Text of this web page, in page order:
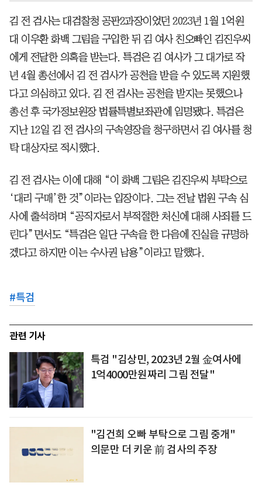
김 전 검사는 대검찰청 공판2과장이었던 2023년 1월 1억원
대 이우환 화백 그림을 구입한 뒤 김 여사 친오빠인 김진우씨
에게 전달한 의혹을 받는다. 특검은 김 여사가 그 대가로 작
년 4월 총선에서 김 전 검사가 공천을 받을 수 있도록 지원했
다고 의심하고 있다. 김 전 검사는 공천을 받지는 못했으나
총선 후 국가정보원장 법률특별보좌관에 임명됐다. 특검은
지난 12일 김 전 검사의 구속영장을 청구하면서 김 여사를 청
탁 대상자로 적시했다.
김 전 검사는 이에 대해 “이 화백 그림은 김진우씨 부탁으로
‘대리 구매’한 것”이라는 입장이다. 그는 전날 법원 구속 심
사에 출석하며 “공직자로서 부적절한 처신에 대해 사죄를 드
린다”면서도 “특검은 일단 구속을 한 다음에 진실을 규명하
겠다고 하지만 이는 수사권 남용”이라고 말했다.
#특검
관련 기사
특검 "김상민, 2023년 2월 金여사에
1억4000만원짜리 그림 전달"
"김건희 오빠 부탁으로 그림 중개"
의문만 더 키운 前 검사의 주장